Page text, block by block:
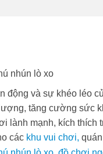
nhún lò xo
động và sự khéo léo
tăng cường sức
lành mạnh, kích thích
các khu vui chơi,